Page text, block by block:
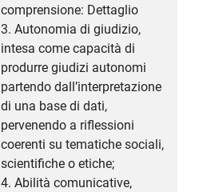
comprensione: Dettaglio
3. Autonomia di giudizio,
intesa come capacità di
produrre giudizi autonomi
partendo dall’interpretazione
di una base di dati,
pervenendo a riflessioni
coerenti su tematiche sociali,
scientifiche o etiche;
4. Abilità comunicative,